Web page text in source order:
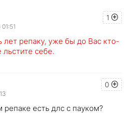
1
лет репаку, уже бы до Вас кто-
себе.
0
репаке есть длс с пауком?